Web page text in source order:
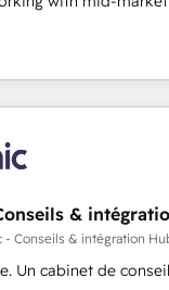
content and videos
smarter Our coaching-led
let’s talk.
and teams
growth engine.
Partner of the Year
with over 15 years in
a track record that
one operating model,
consulting teams in
France, Belgium,
&
- Conseils & intégration
Un cabinet de